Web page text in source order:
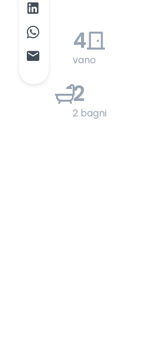
4
vano
2
2 bagni